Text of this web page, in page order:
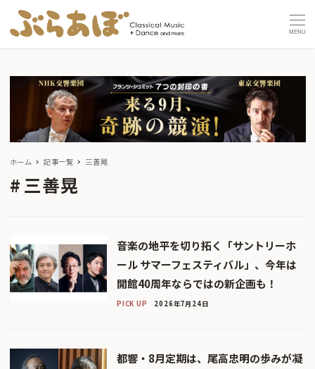
MENU
ホーム 記事一覧 三善晃
三善晃
音楽の地平を切り拓く「サントリーホ
ール サマーフェスティバル」、今年は
開館40周年ならではの新企画も！
PICK UP 2026年7月24日
都響・8月定期は、尾高忠明の歩みが凝